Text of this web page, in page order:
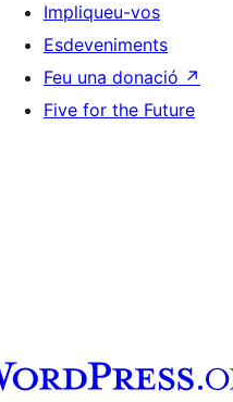
Impliqueu-vos
Esdeveniments
Feu una donació ↗
Five for the Future